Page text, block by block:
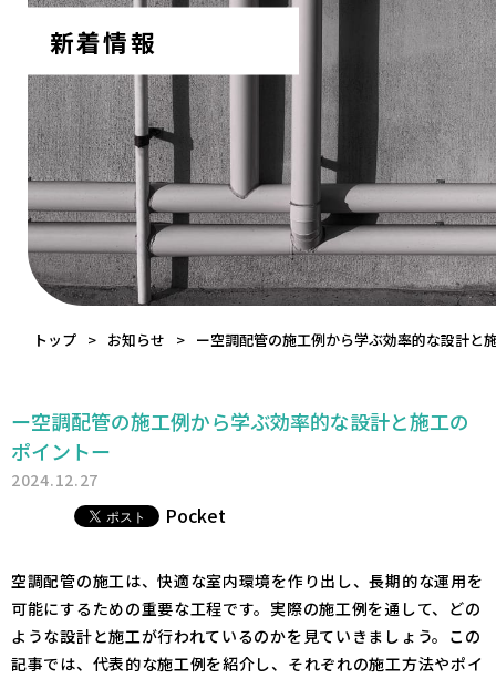
新着情報
トップ お知らせ ー空調配管の施工例から学ぶ効率的な設計と
ー空調配管の施工例から学ぶ効率的な設計と施工の
ポイントー
2024.12.27
Pocket
空調配管の施工は、快適な室内環境を作り出し、長期的な運用を
可能にするための重要な工程です。実際の施工例を通して、どの
ような設計と施工が行われているのかを見ていきましょう。この
記事では、代表的な施工例を紹介し、それぞれの施工方法やポイ